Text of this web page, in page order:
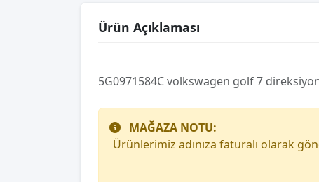
Ürün Açıklaması
5G0971584C volkswagen golf 7
MAĞAZA NOTU:
Ürünlerimiz adınıza faturalı olarak